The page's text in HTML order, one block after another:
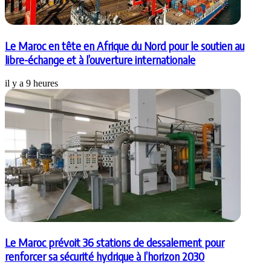
Le Maroc en tête en Afrique du Nord pour le soutien au
libre-échange et à l’ouverture internationale
il y a 9 heures
Le Maroc prévoit 36 stations de dessalement pour
renforcer sa sécurité hydrique à l’horizon 2030